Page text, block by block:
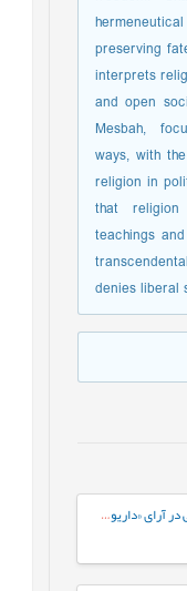
preserving
interprets
and open
Mesbah,
ways, with
religion in
that
teachings
denies
خوانش نسبت ديناميسم فلسفی و سیاسی در آرای «داريوش شايگان»